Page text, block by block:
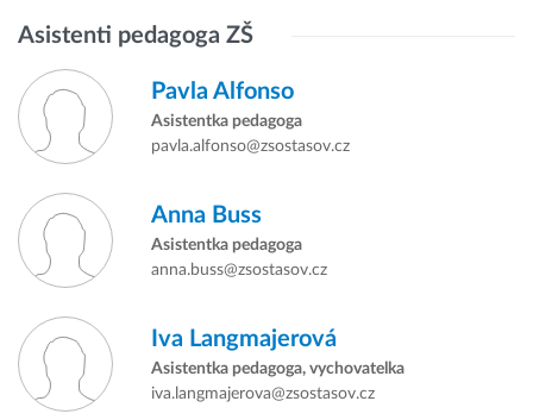
Asistenti pedagoga ZŠ
Pavla Alfonso
Asistentka pedagoga
pavla.alfonso@zsostasov.cz
Anna Buss
Asistentka pedagoga
anna.buss@zsostasov.cz
Iva Langmajerová
Asistentka pedagoga, vychovatelka
iva.langmajerova@zsostasov.cz